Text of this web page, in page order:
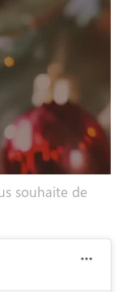
souhaite de